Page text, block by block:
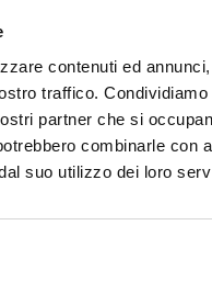
contenuti ed
traffico.
partner che si
combinarle con
suo utilizzo dei loro